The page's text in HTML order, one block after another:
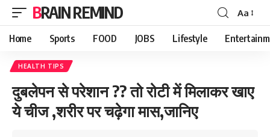
BRAIN REMIND
Font
Resizer
Aa
Home Sports FOOD JOBS Lifestyle
HEALTH TIPS
दुबलेपन से परेशान ?? तो रोटी में मिलाकर खाए
ये चीज ,शरीर पर चढ़ेगा मास,जानिए